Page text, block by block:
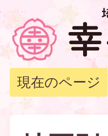
現在のページ